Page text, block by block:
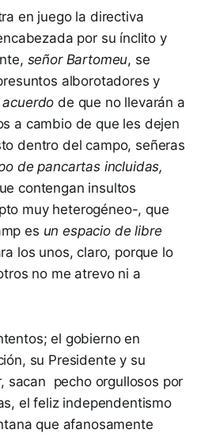
en juego la directiva
por su ínclito y
señor Bartomeu, se
alborotadores y
de que no llevarán a
a cambio de que les dejen
dentro del campo, señeras
de pancartas incluidas,
contengan insultos
muy heterogéneo-, que
es un espacio de libre
los unos, claro, porque lo
no me atrevo ni a
el gobierno en
su Presidente y su
sacan pecho orgullosos por
el feliz independentismo
que afanosamente